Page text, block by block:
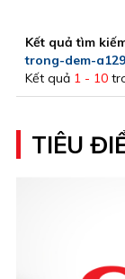
Kết quả tìm
trong-dem-
Kết quả 1 - 10
TIÊU